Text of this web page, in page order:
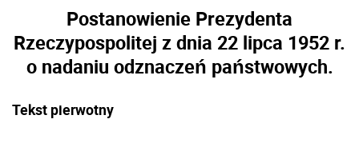
Postanowienie Prezydenta
Rzeczypospolitej z dnia 22 lipca 1952 r.
o nadaniu odznaczeń państwowych.
Tekst pierwotny